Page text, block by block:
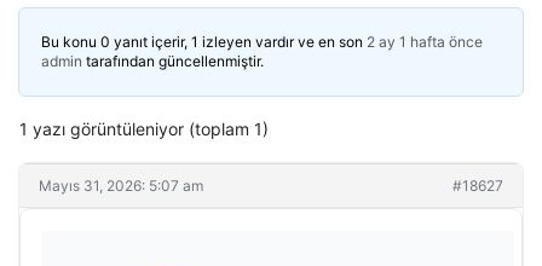
Bu konu 0 yanıt içerir, 1 izleyen vardır ve en son 2 ay 1 hafta önce
admin tarafından güncellenmiştir.
1 yazı görüntüleniyor (toplam 1)
Mayıs 31, 2026: 5:07 am #18627